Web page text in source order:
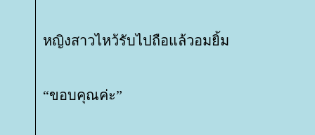
หญิงสาวไหว้รับไปถือแล้วอมยิ้ม
“ขอบคุณค่ะ”